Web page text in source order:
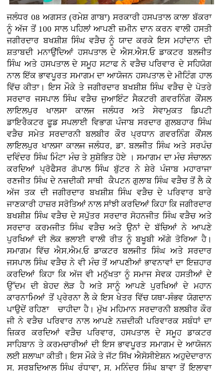
ਜਲੰਧਰ 08 ਅਗਸਤ (ਰਮੇਸ਼ ਗਾਬਾ) ਸਰਕਾਰੀ ਹਸਪਤਾਲ ਕਾਲਾ ਬੱਕਰਾ
ਨੂੰ ਅੱਜ ਤੋਂ 100 ਸਾਲ ਪਹਿਲਾਂ ਆਪਣੀ ਜ਼ਮੀਨ ਦਾਨ ਕਰਨ ਵਾਲੀ ਹਸਤੀ
ਜਗੀਰਦਾਰ ਬਖਸ਼ੀਸ਼ ਸਿੰਘ ਵੜੈਚ ਨੂੰ ਯਾਦ ਕਰਕੇ ਇਸ ਮਹਾਂਦਾਨ ਦੀ
ਸ਼ਤਾਬਦੀ ਮਨਾਉਂਦਿਆਂ ਹਸਪਤਾਲ ਦੇ ਐਸ.ਐਸ.ਓ ਡਾਕਟਰ ਬਲਜੀਤ
ਸਿੰਘ ਅਤੇ ਹਸਪਤਾਲ ਦੇ ਸਮੂਹ ਸਟਾਫ ਨੇ ਵੜੈਚ ਪਰਿਵਾਰ ਦੇ ਸਹਿਯੋਗ
ਨਾਲ ਇੱਕ ਭਾਵਪੂਰਤ ਸਮਾਗਮ ਦਾ ਆਯੋਜਨ ਹਸਪਤਾਲ ਦੇ ਮੀਟਿੰਗ ਹਾਲ
ਵਿੱਚ ਕੀਤਾ। ਇਸ ਮੌਕੇ ਤੇ ਜਗੀਰਦਾਰ ਬਖਸ਼ੀਸ਼ ਸਿੰਘ ਵੜੈਚ ਦੇ ਪੋਤਰੇ
ਸਰਦਾਰ ਜਸਪਾਲ ਸਿੰਘ ਵੜੈਚ ਜੁਆਇੰਟ ਸੈਕਟਰੀ ਗਵਰਨਿੰਗ ਕੌਂਸਲ
ਲਾਇਲਪੁਰ ਖਾਲਸਾ ਕਾਲਜ ਜਲੰਧਰ ਅਤੇ ਸੇਵਾਮੁਕਤ ਡਿਪਟੀ
ਡਾਇਰੈਕਟਰ ਫੂਡ ਸਪਲਾਈ ਵਿਭਾਗ ਪੰਜਾਬ ਸਰਦਾਰ ਗੁਲਬਹਾਰ ਸਿੰਘ
ਵੜੈਚ ਸਮੇਤ ਸਰਦਾਰਨੀ ਬਲਬੀਰ ਕੌਰ ਪ੍ਰਧਾਨ ਗਵਰਨਿੰਗ ਕੌਂਸਲ
ਲਾਇਲਪੁਰ ਖਾਲਸਾ ਕਾਲਜ ਜਲੰਧਰ, ਡਾ. ਬਲਜੀਤ ਸਿੰਘ ਅਤੇ ਸਰਪੰਚ
ਦਵਿੰਦਰ ਸਿੰਘ ਮਿੰਟਾ ਮੰਚ ਤੇ ਸੁਸ਼ੋਭਿਤ ਹੋਏ । ਸਮਾਗਮ ਦਾ ਮੰਚ ਸੰਚਾਲਨ
ਕਰਦਿਆਂ ਪ੍ਰੋਫੈਸਰ ਗੋਪਾਲ ਸਿੰਘ ਬੁੱਟਰ ਨੇ ਸ਼ੇਰੇ ਪੰਜਾਬ ਮਹਾਰਾਜਾ
ਰਣਜੀਤ ਸਿੰਘ ਦੇ ਨਜ਼ਦੀਕੀ ਸਾਥੀ ਕੈਪਟਨ ਗੁਲਾਬ ਸਿੰਘ ਵੜੈਚ ਤੋਂ ਲੈ ਕੇ
ਅੱਜ ਤਕ ਦੀ ਜਗੀਰਦਾਰ ਬਖਸ਼ੀਸ਼ ਸਿੰਘ ਵੜੈਚ ਦੇ ਪਰਿਵਾਰ ਬਾਰੇ
ਜਾਣਕਾਰੀ ਹਾਜ਼ਰ ਸਰੋਤਿਆਂ ਨਾਲ ਸਾਂਝੀ ਕਰਦਿਆਂ ਕਿਹਾ ਕਿ ਜਗੀਰਦਾਰ
ਬਖਸ਼ੀਸ਼ ਸਿੰਘ ਵੜੈਚ ਦੇ ਸਪੁੱਤਰ ਸਰਦਾਰ ਸੋਹਨਜੀਤ ਸਿੰਘ ਵੜੈਚ ਅਤੇ
ਸਰਦਾਰ ਕਰਮਜੀਤ ਸਿੰਘ ਵੜੈਚ ਅਤੇ ਉਨਾਂ ਦੇ ਬੱਚਿਆਂ ਨੇ ਆਪਣੇ
ਪੁਰਖਿਆਂ ਦੀ ਲੋਕ ਭਲਾਈ ਵਾਲੀ ਰੀਤ ਨੂੰ ਬਖੂਬੀ ਅੱਗੇ ਤੋਰਿਆ ਹੈ।
ਸਮਾਗਮ ਵਿੱਚ ਐਸ.ਐਮ.ਓ ਡਾਕਟਰ ਬਲਜੀਤ ਸਿੰਘ ਅਤੇ ਸਰਦਾਰ
ਜਸਪਾਲ ਸਿੰਘ ਵੜੈਚ ਨੇ ਵੀ ਮੰਚ ਤੋਂ ਆਪਣੀਆਂ ਭਾਵਨਾਵਾਂ ਦਾ ਇਜ਼ਹਾਰ
ਕਰਦਿਆਂ ਕਿਹਾ ਕਿ ਅੱਜ ਵੀ ਮਨੁੱਖਤਾ ਨੂੰ ਸਮਾਜ ਸੇਵਕ ਹਸਤੀਆਂ ਦੇ
ਉੱਦਮ ਦੀ ਬੇਹਦ ਲੋੜ ਹੈ ਅਤੇ ਸਾਨੂੰ ਆਪਣੇ ਪੁਰਖਿਆਂ ਦੇ ਮਹਾਨ
ਕਾਰਨਾਮਿਆਂ ਤੋਂ ਪ੍ਰੇਰਨਾ ਲੈ ਕੇ ਇਸ ਖੇਤਰ ਵਿੱਚ ਯਥਾ-ਸੰਭਵ ਯੋਗਦਾਨ
ਪਾਉਦੇਂ ਰਹਿਣਾ ਚਾਹੀਦਾ ਹੈ। ਮੁੱਖ ਮਹਿਮਾਨ ਸਰਦਾਰਨੀ ਬਲਬੀਰ ਕੌਰ
ਜੀ ਨੇ ਵੜੈਚ ਪਰਿਵਾਰ ਨਾਲ ਆਪਣੇ ਨਜ਼ਦੀਕੀ ਪਰਿਵਾਰਕ ਸਬੰਧਾਂ ਦਾ
ਜ਼ਿਕਰ ਕਰਦਿਆਂ ਵੜੈਚ ਪਰਿਵਾਰ, ਹਸਪਤਾਲ ਦੇ ਸਮੂਹ ਡਾਕਟਰ
ਸਾਹਿਬਾਨ ਤੇ ਕਰਮਚਾਰੀਆਂ ਦੀ ਇਸ ਭਾਵਪੂਰਤ ਸਮਾਗਮ ਦੇ ਆਯੋਜਨ
ਲਈ ਸ਼ਲਾਘਾ ਕੀਤੀ। ਇਸ ਮੌਕੇ ਤੇ ਜੱਟ ਸਿੱਖ ਐਸੋਸੀਏਸ਼ਨ ਅਹੁਦੇਦਾਰਾਨ
ਸ. ਸਰਬਦਿਆਲ ਸਿੰਘ ਰੰਧਾਵਾ, ਸ. ਮਨਿੰਦਰ ਸਿੰਘ ਬਾਵਾ ਤੋਂ ਇਲਾਵਾ